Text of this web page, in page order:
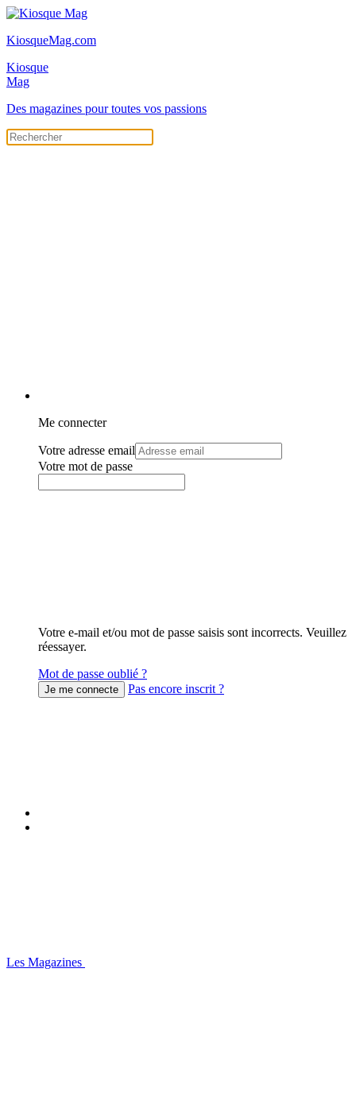
KiosqueMag.com
Kiosque
Mag
Des magazines pour toutes vos passions
Me connecter
Votre adresse email
Votre mot de passe
Votre e-mail et/ou mot de passe saisis sont incorrects. Veuillez
réessayer.
Mot de passe oublié ?
Pas encore inscrit ?
Les Magazines